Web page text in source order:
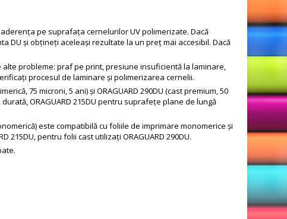
aderența pe suprafața cernelurilor UV polimerizate. Dacă
DU și obțineți aceleași rezultate la un preț mai accesibil. Dacă
alte probleme: praf pe print, presiune insuficientă la laminare,
procesul de laminare și polimerizarea cernelii.
75 microni, 5 ani) și ORAGUARD 290DU (cast premium, 50
ORAGUARD 215DU pentru suprafețe plane de lungă
este compatibilă cu foliile de imprimare monomerice și
pentru folii cast utilizați ORAGUARD 290DU.